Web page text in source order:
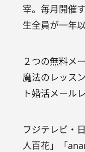
宰。毎月開催
生全員が一年
２つの無料メ
魔法のレッス
ト婚活メール
フジテレビ・
人百花」「